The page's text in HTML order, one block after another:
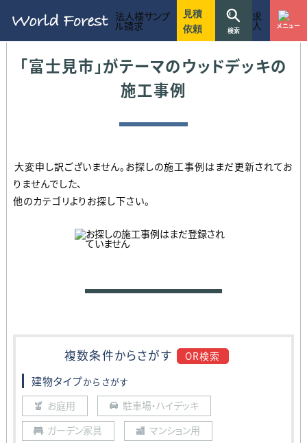
法人様サンプ
ル請求
見積
依頼
検索
求
人 メニュー
ウッドデッキ施工のワールドフォレスト 施工事例 埼玉県のウッドデッキの施工事例
｢富士見市｣がテーマのウッドデッキの
施工事例
大変申し訳ございません。お探しの施工事例はまだ更新されてお
りませんでした、
他のカテゴリよりお探し下さい。
複数条件からさがす OR検索
建物タイプからさがす
お庭用
駐車場・ハイデッキ
ガーデン家具
マンション用